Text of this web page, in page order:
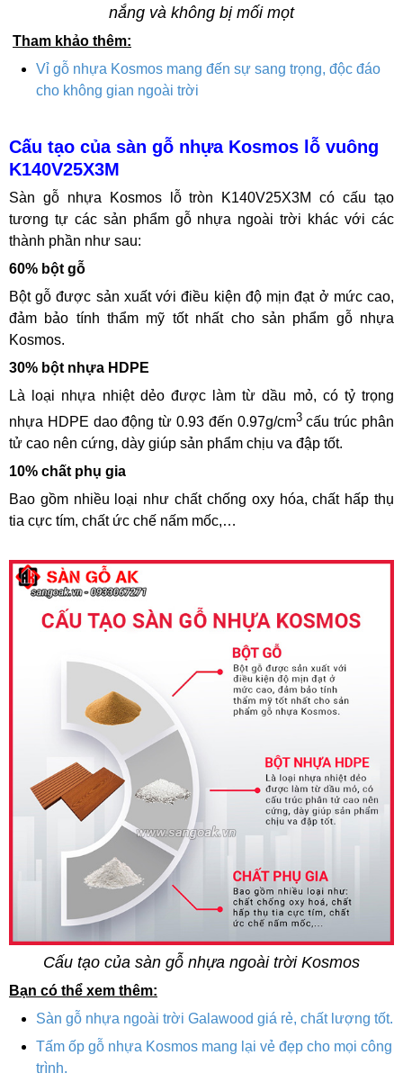
nắng và không bị mối mọt
Tham khảo thêm:
Vỉ gỗ nhựa Kosmos mang đến sự sang trọng, độc đáo
cho không gian ngoài trời
Cấu tạo của sàn gỗ nhựa Kosmos lỗ vuông
K140V25X3M
Sàn gỗ nhựa Kosmos lỗ tròn K140V25X3M có cấu tạo
tương tự các sản phẩm gỗ nhựa ngoài trời khác với các
thành phần như sau:
60% bột gỗ
Bột gỗ được sản xuất với điều kiện độ mịn đạt ở mức cao,
đảm bảo tính thẩm mỹ tốt nhất cho sản phẩm gỗ nhựa
Kosmos.
30% bột nhựa HDPE
Là loại nhựa nhiệt dẻo được làm từ dầu mỏ, có tỷ trọng
nhựa HDPE dao động từ 0.93 đến 0.97g/cm3cấu trúc phân
tử cao nên cứng, dày giúp sản phẩm chịu va đập tốt.
10% chất phụ gia
Bao gồm nhiều loại như chất chống oxy hóa, chất hấp thụ
tia cực tím, chất ức chế nấm mốc,…
Cấu tạo của sàn gỗ nhựa ngoài trời Kosmos
Bạn có thể xem thêm:
Sàn gỗ nhựa ngoài trời Galawood giá rẻ, chất lượng tốt.
Tấm ốp gỗ nhựa Kosmos mang lại vẻ đẹp cho mọi công
trình.